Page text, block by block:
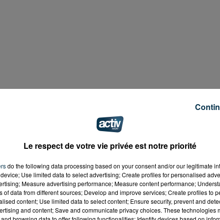
repasser en vigilance orange canicule. Avec les
la fraîcheur et des points d'eau, parfois même en
maire de Roanne, et président de Roannais
la baignade dans la Loire dans la ville. En raison de
hydroélectrique), de l'existence de remous, de
Le respect de votre vie privée est notre priorité
do the following data processing based on your consent and/or our legitimate
Use limited data to select advertising; Create profiles for personalised
Measure advertising performance; Measure content performance;
of data from different sources; Develop and improve services; Create profiles to
content; Use limited data to select content; Ensure security, prevent and
and content; Save and communicate privacy choices. These technologies